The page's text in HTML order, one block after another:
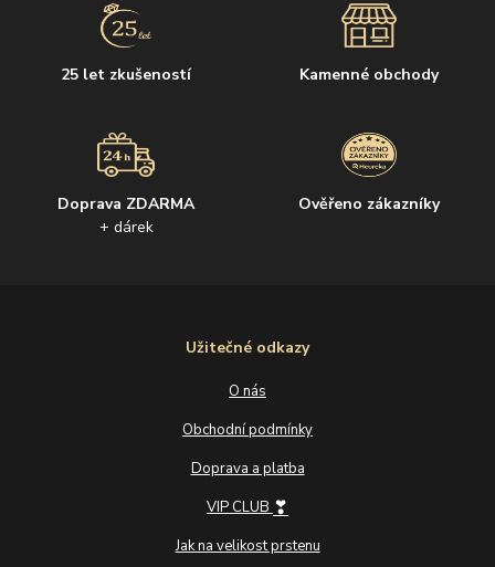
25 let zkušeností Kamenné obchody
Doprava ZDARMA
+ dárek
Ověřeno zákazníky
Užitečné odkazy
O nás
Obchodní podmínky
Doprava a platba
VIP CLUB ❣
Jak na velikost prstenu